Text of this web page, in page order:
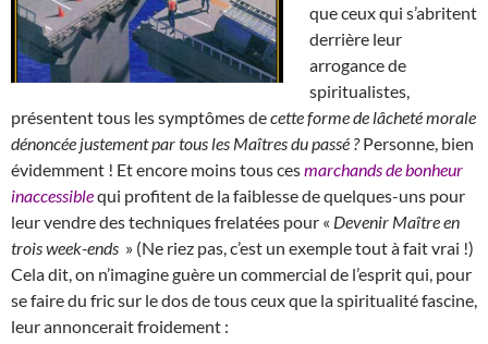
que ceux qui s’abritent
derrière leur
arrogance de
spiritualistes,
présentent tous les symptômes decette forme de lâcheté morale
dénoncée justement par tous les Maîtres du passé ?Personne, bien
évidemment ! Et encore moins tous cesmarchands de bonheur
inaccessiblequi profitent de la faiblesse de quelques-uns pour
leur vendre des techniques frelatées pour « Devenir Maître en
trois week-ends » (Ne riez pas, c’est un exemple tout à fait vrai !)
Cela dit, on n’imagine guère un commercial de l’esprit qui, pour
se faire du fric sur le dos de tous ceux que la spiritualité fascine,
leur annoncerait froidement :